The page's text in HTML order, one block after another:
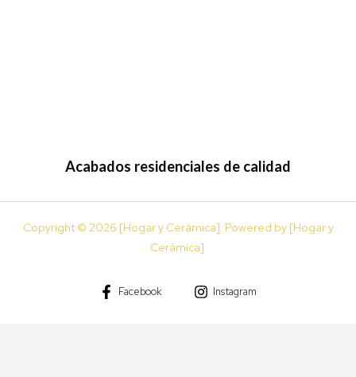
Acabados residenciales de calidad
Copyright © 2026 [Hogar y Cerámica]. Powered by [Hogar y
Cerámica].
Facebook Instagram